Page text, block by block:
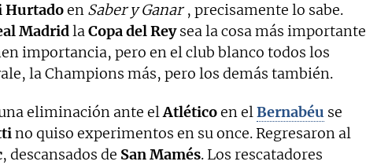
Hurtadoen Saber y Ganar , precisamente lo sabe.
MadridlaCopa del Reysea la cosa más importante
importancia, pero en el club blanco todos los
la Champions más, pero los demás también.
eliminación ante elAtléticoen elBernabéu se
no quiso experimentos en su once. Regresaron al
, descansados de San Mamés. Los rescatadores